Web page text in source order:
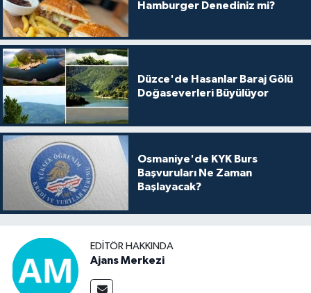
Hamburger Denediniz mi?
Düzce'de Hasanlar Baraj Gölü
Doğaseverleri Büyülüyor
Osmaniye'de KYK Burs
Başvuruları Ne Zaman
Başlayacak?
EDITÖR HAKKINDA
Ajans Merkezi